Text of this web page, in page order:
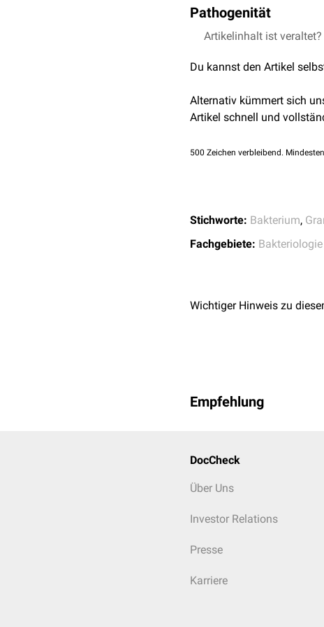
mit einem Optimum bei
Pathogenität
Bacillus megaterium
Artikelinhalt ist veraltet?
Du kannst den Artikel
Alternativ kümmert sich
Artikel schnell und
500 Zeichen verbleibend.
Stichworte: Bakterium,
Fachgebiete: Bakteriologie
Wichtiger Hinweis zu
Empfehlung
DocCheck
Über Uns
Investor Relations
Presse
Karriere